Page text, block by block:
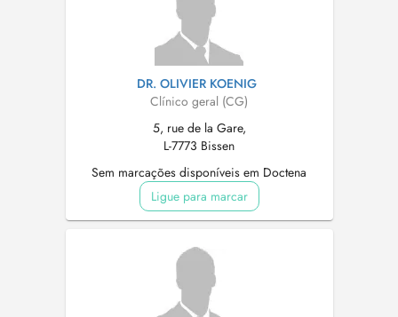
DR. OLIVIER KOENIG
Clínico geral (CG)
5, rue de la Gare,
L-7773 Bissen
Sem marcações disponíveis em Doctena
Ligue para marcar